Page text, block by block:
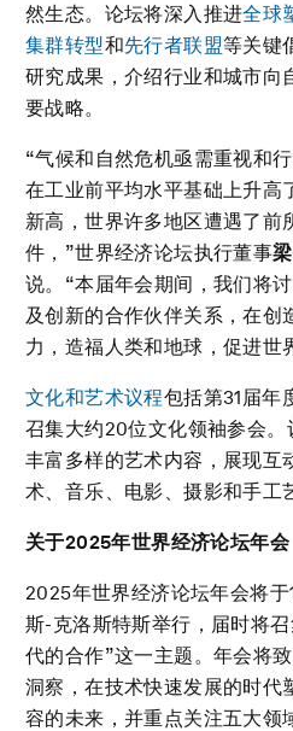
然生态。论坛将深入推进全球
集群转型和先行者联盟等关键
研究成果，介绍行业和城市向
要战略。
“气候和自然危机亟需重视和
在工业前平均水平基础上升高
新高，世界许多地区遭遇了前
件，”世界经济论坛执行董事
说。“本届年会期间，我们将
及创新的合作伙伴关系，在创
力，造福人类和地球，促进世
文化和艺术议程包括第31届年
召集大约20位文化领袖参会。
丰富多样的艺术内容，展现互
术、音乐、电影、摄影和手工
关于2025年世界经济论坛年会
2025年世界经济论坛年会将
斯-克洛斯特斯举行，届时将
代的合作”这一主题。年会将
洞察，在技术快速发展的时代
容的未来，并重点关注五大领